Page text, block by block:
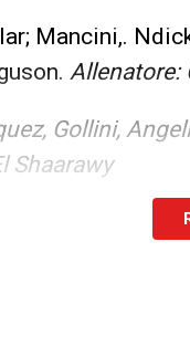
Mancini,.
Allenatore:
Gollini,
Shaarawy
Smolcic,